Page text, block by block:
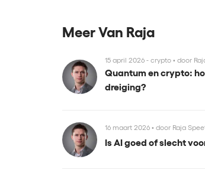
Meer Van Raja
15 april 2026 - crypto • door
Quantum en crypto:
dreiging?
16 maart 2026 • door Raja
Is AI goed of slecht